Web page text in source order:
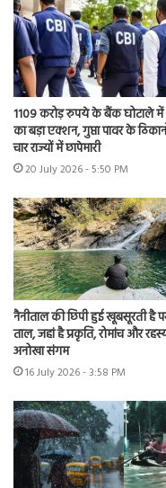
1109 करोड़ रुपये के बैंक घोटाले में
का बड़ा एक्शन, गुप्ता पावर के
चार राज्यों में छापेमारी
20 July 2026 - 5:50 PM
नैनीताल की छिपी हुई खूबसूरती है
ताल, जहां है प्रकृति, रोमांच और
अनोखा संगम
16 July 2026 - 3:58 PM